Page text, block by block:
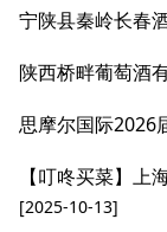
宁陕县秦岭长春
陕西桥畔葡萄酒
思摩尔国际2026
【叮咚买菜】上
[2025-10-13]